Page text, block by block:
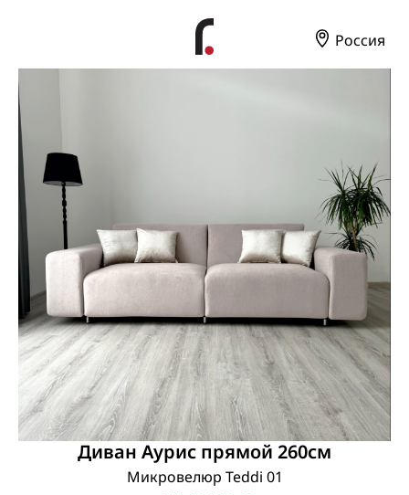
Россия
Диван Аурис прямой 260см
Микровелюр Teddi 01